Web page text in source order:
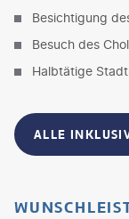
Besichtigung
Besuch des
Halbtätige
ALLE